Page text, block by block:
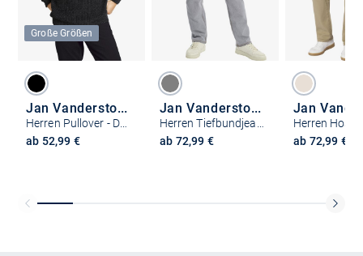
Große Größen
Jan Vanderstorm
Herren Pullover - DUMENI
ab 52,99 €
Jan Vanderstorm
Herren Tiefbundjeans - SEIBOLD
ab 72,99 €
ab 72,99 €